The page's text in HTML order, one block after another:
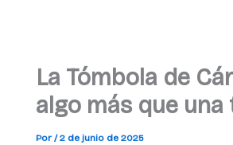
La Tómbola de
algo más que una
Por /2 de junio de 2025